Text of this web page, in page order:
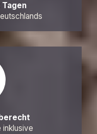
Tagen
inklusive